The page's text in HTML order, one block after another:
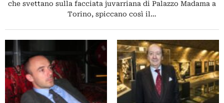
che svettano sulla facciata juvarriana di Palazzo Madama a
Torino, spiccano così il…